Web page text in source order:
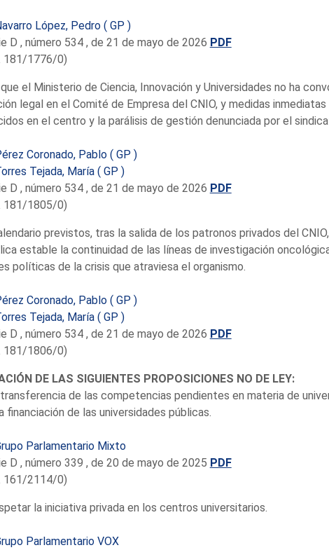
López, Pedro ( GP )
D , número 534 , de 21 de mayo de 2026 PDF
181/1776/0)
el Ministerio de Ciencia, Innovación y Universidades no ha
legal en el Comité de Empresa del CNIO, y medidas
en el centro y la parálisis de gestión denunciada por el
Coronado, Pablo ( GP )
Tejada, María ( GP )
D , número 534 , de 21 de mayo de 2026 PDF
181/1805/0)
previstos, tras la salida de los patronos privados del
estable la continuidad de las líneas de investigación
políticas de la crisis que atraviesa el organismo.
Coronado, Pablo ( GP )
Tejada, María ( GP )
D , número 534 , de 21 de mayo de 2026 PDF
181/1806/0)
DE LAS SIGUIENTES PROPOSICIONES NO DE LEY:
de las competencias pendientes en materia de
financiación de las universidades públicas.
Parlamentario Mixto
D , número 339 , de 20 de mayo de 2025 PDF
161/2114/0)
la iniciativa privada en los centros universitarios.
Parlamentario VOX